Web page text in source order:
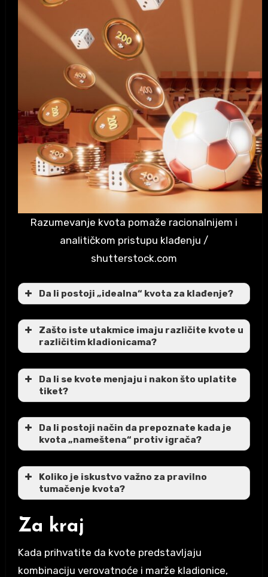
Razumevanje kvota pomaže racionalnijem i
analitičkom pristupu klađenju /
shutterstock.com
Da li postoji „idealna“ kvota za klađenje?
Zašto iste utakmice imaju različite kvote u
različitim kladionicama?
Da li se kvote menjaju i nakon što uplatite
tiket?
Da li postoji način da prepoznate kada je
kvota „nameštena“ protiv igrača?
Koliko je iskustvo važno za pravilno
tumačenje kvota?
Za kraj
Kada prihvatite da kvote predstavljaju
kombinaciju verovatnoće i marže kladionice,